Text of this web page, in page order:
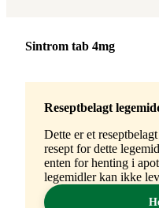
Merke:
Sintrom tab 4mg
Reseptbelagt
Dette er et
resept for dette
enten for henting i
legemidler kan ikke